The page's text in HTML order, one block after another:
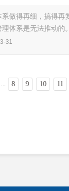
做得再细，搞得再
理体系是无法推动的
31
... 8 9 10 11